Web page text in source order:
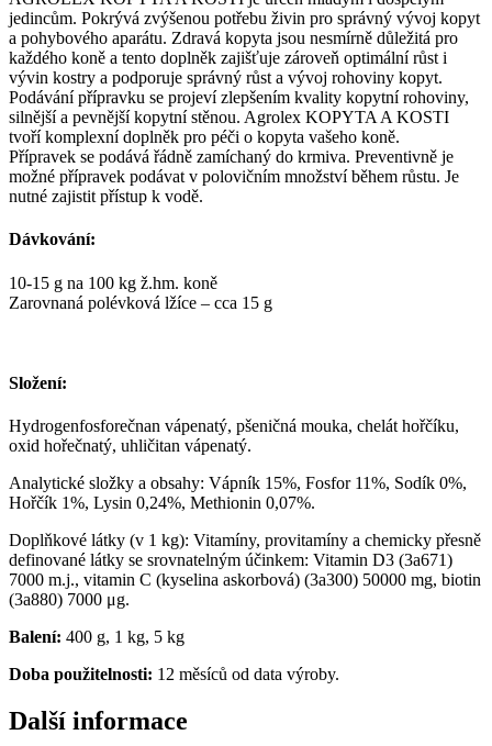
jedincům. Pokrývá zvýšenou potřebu živin pro správný vývoj kopyt
a pohybového aparátu. Zdravá kopyta jsou nesmírně důležitá pro
každého koně a tento doplněk zajišťuje zároveň optimální růst i
vývin kostry a podporuje správný růst a vývoj rohoviny kopyt.
Podávání přípravku se projeví zlepšením kvality kopytní rohoviny,
silnější a pevnější kopytní stěnou. Agrolex KOPYTA A KOSTI
tvoří komplexní doplněk pro péči o kopyta vašeho koně.
Přípravek se podává řádně zamíchaný do krmiva. Preventivně je
možné přípravek podávat v polovičním množství během růstu. Je
nutné zajistit přístup k vodě.
Dávkování:
10-15 g na 100 kg ž.hm. koně
Zarovnaná polévková lžíce – cca 15 g
Složení:
Hydrogenfosforečnan vápenatý, pšeničná mouka, chelát hořčíku,
oxid hořečnatý, uhličitan vápenatý.
Analytické složky a obsahy: Vápník 15%, Fosfor 11%, Sodík 0%,
Hořčík 1%, Lysin 0,24%, Methionin 0,07%.
Doplňkové látky (v 1 kg): Vitamíny, provitamíny a chemicky přesně
definované látky se srovnatelným účinkem: Vitamin D3 (3a671)
7000 m.j., vitamin C (kyselina askorbová) (3a300) 50000 mg, biotin
(3a880) 7000 μg.
Balení: 400 g, 1 kg, 5 kg
Doba použitelnosti: 12 měsíců od data výroby.
Další informace